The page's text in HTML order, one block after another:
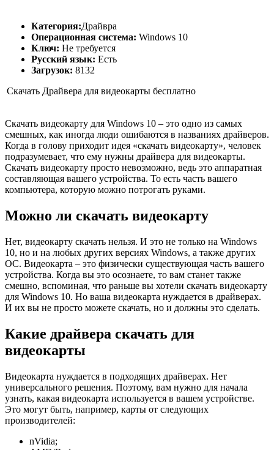
Категория:Драйвра
Операционная система: Windows 10
Ключ: Не требуется
Русский язык: Есть
Загрузок: 8132
Скачать Драйвера для видеокарты бесплатно
Скачать видеокарту для Windows 10 – это одно из самых
смешных, как иногда люди ошибаются в названиях драйверов.
Когда в голову приходит идея «скачать видеокарту», человек
подразумевает, что ему нужны драйвера для видеокарты.
Скачать видеокарту просто невозможно, ведь это аппаратная
составляющая вашего устройства. То есть часть вашего
компьютера, которую можно потрогать руками.
Можно ли скачать видеокарту
Нет, видеокарту скачать нельзя. И это не только на Windows
10, но и на любых других версиях Windows, а также других
ОС. Видеокарта – это физически существующая часть вашего
устройства. Когда вы это осознаете, то вам станет также
смешно, вспоминая, что раньше вы хотели скачать видеокарту
для Windows 10. Но ваша видеокарта нуждается в драйверах.
И их вы не просто можете скачать, но и должны это сделать.
Какие драйвера скачать для
видеокарты
Видеокарта нуждается в подходящих драйверах. Нет
универсального решения. Поэтому, вам нужно для начала
узнать, какая видеокарта используется в вашем устройстве.
Это могут быть, например, карты от следующих
производителей:
nVidia;